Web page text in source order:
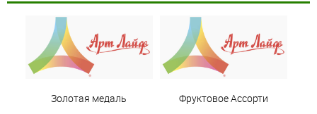
Золотая медаль Фруктовое Ассорти